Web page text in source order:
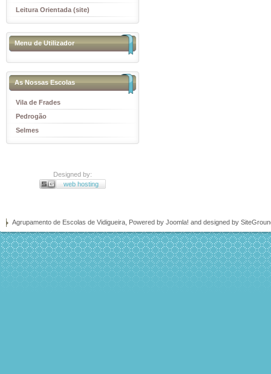
Leitura Orientada (site)
Menu de Utilizador
As Nossas Escolas
Vila de Frades
Pedrogão
Selmes
Designed by:
web hosting
Agrupamento de Escolas de Vidigueira, Powered by Joomla! and designed by